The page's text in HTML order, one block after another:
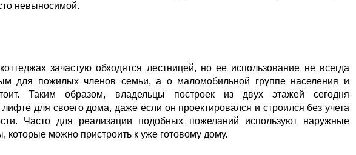
невыносимой.
зачастую обходятся лестницей, но ее использование не всегда
для пожилых членов семьи, а о маломобильной группе населения и
Таким образом, владельцы построек из двух этажей сегодня
для своего дома, даже если он проектировался и строился без учета
Часто для реализации подобных пожеланий используют наружные
которые можно пристроить к уже готовому дому.